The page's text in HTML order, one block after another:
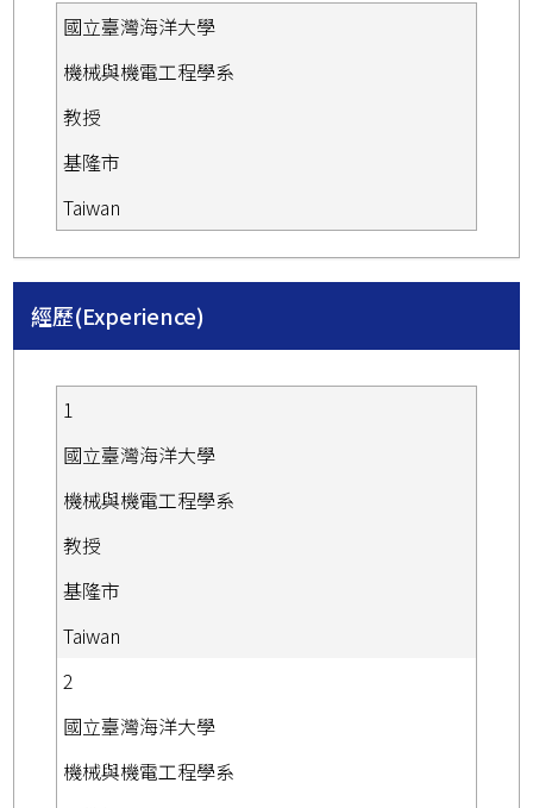
國立臺灣海洋大學
機械與機電工程學系
教授
基隆市
Taiwan
經歷(Experience)
1
國立臺灣海洋大學
機械與機電工程學系
教授
基隆市
Taiwan
2
國立臺灣海洋大學
機械與機電工程學系